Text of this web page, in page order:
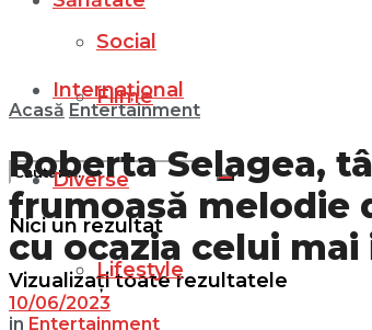
Social
Filme
Nici un rezultat
Vizualizați toate rezultatele
Internațional
Diverse
Lifestyle
Acasă Entertainment
Roberta Selagea,
frumoasă melodie
cu ocazia celui
10/06/2023
in Entertainment